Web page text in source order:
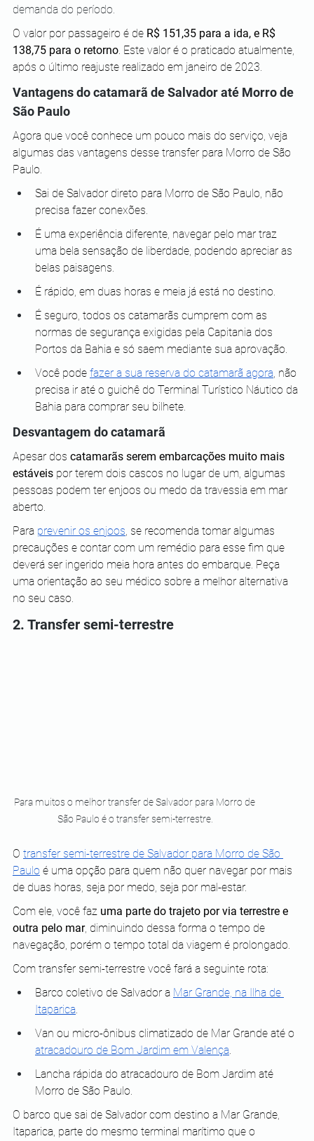
demanda do período.
O valor por passageiro é de R$ 151,35 para a ida, e R$
138,75 para o retorno . Este valor é o praticado atualmente,
após o último reajuste realizado em janeiro de 2023.
Vantagens do catamarã de Salvador até Morro de
São Paulo
Agora que você conhece um pouco mais do serviço, veja
algumas das vantagens desse transfer para Morro de São
Paulo.
Sai de Salvador direto para Morro de São Paulo, não
precisa fazer conexões.
É uma experiência diferente, navegar pelo mar traz
uma bela sensação de liberdade, podendo apreciar as
belas paisagens.
É rápido, em duas horas e meia já está no destino.
É seguro, todos os catamarãs cumprem com as
normas de segurança exigidas pela Capitania dos
Portos da Bahia e só saem mediante sua aprovação.
Você pode fazer a sua reserva do catamarã agora , não
precisa ir até o guichê do Terminal Turístico Náutico da
Bahia para comprar seu bilhete.
Desvantagem do catamarã
Apesar dos catamarãs serem embarcações muito mais
estáveis por terem dois cascos no lugar de um, algumas
pessoas podem ter enjoos ou medo da travessia em mar
aberto.
Para prevenir os enjoos , se recomenda tomar algumas
precauções e contar com um remédio para esse fim que
deverá ser ingerido meia hora antes do embarque. Peça
uma orientação ao seu médico sobre a melhor alternativa
no seu caso.
2. Transfer semi-terrestre
Para muitos o melhor transfer de Salvador para Morro de
São Paulo é o transfer semi-terrestre.
O transfer semi-terrestre de Salvador para Morro de São
Paulo é uma opção para quem não quer navegar por mais
de duas horas, seja por medo, seja por mal-estar.
Com ele, você faz uma parte do trajeto por via terrestre e
outra pelo mar, diminuindo dessa forma o tempo de
navegação, porém o tempo total da viagem é prolongado.
Com transfer semi-terrestre você fará a seguinte rota:
Barco coletivo de Salvador a Mar Grande, na Ilha de
Itaparica.
Van ou micro-ônibus climatizado de Mar Grande até o
atracadouro de Bom Jardim em Valença.
Lancha rápida do atracadouro de Bom Jardim até
Morro de São Paulo.
O barco que sai de Salvador com destino a Mar Grande,
Itaparica, parte do mesmo terminal marítimo que o